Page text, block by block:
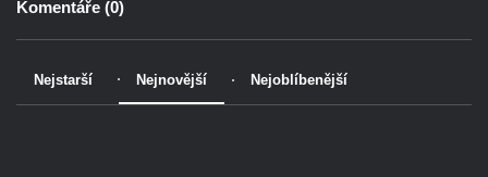
Komentáře (0)
Nejstarší Nejnovější Nejoblíbenější